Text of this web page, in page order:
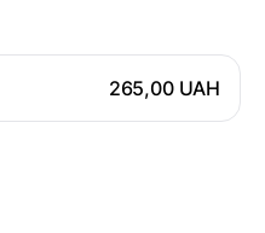
265,00 UAH